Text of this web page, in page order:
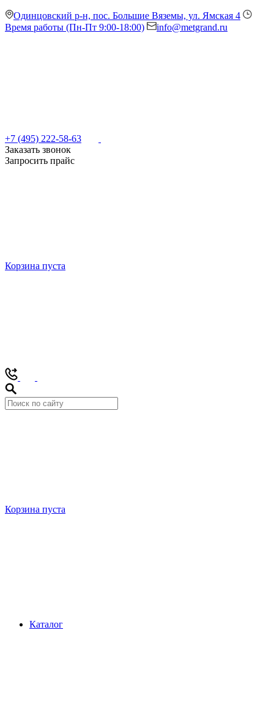
Одинцовский р-н, пос. Большие Вяземы, ул. Ямская 4
Время работы (Пн-Пт 9:00-18:00)
info@metgrand.ru
+7 (495) 222-58-63
Заказать звонок
Запросить прайс
Корзина пуста
Корзина пуста
Каталог